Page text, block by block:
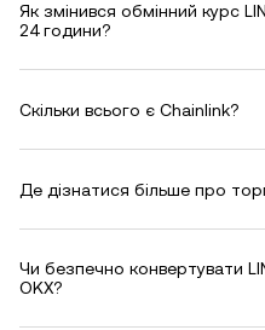
Як змінився обмінний курс
24 години?
Скільки всього є Chainlink?
Де дізнатися більше про
Чи безпечно конвертувати
OKX?